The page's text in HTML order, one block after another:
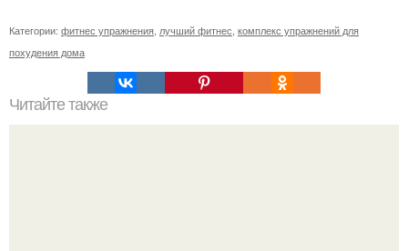
Категории: фитнес упражнения лучший фитнес комплекс упражнений для
похудения дома
Читайте также